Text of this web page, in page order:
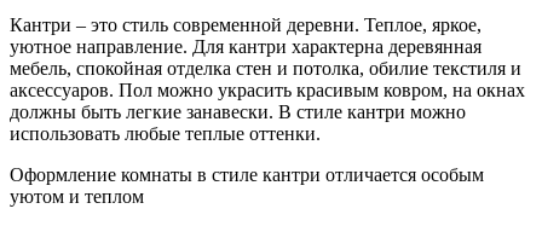
Кантри – это стиль современной деревни. Теплое, яркое,
уютное направление. Для кантри характерна деревянная
мебель, спокойная отделка стен и потолка, обилие текстиля и
аксессуаров. Пол можно украсить красивым ковром, на окнах
должны быть легкие занавески. В стиле кантри можно
использовать любые теплые оттенки.
Оформление комнаты в стиле кантри отличается особым
уютом и теплом